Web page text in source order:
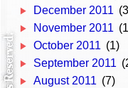
December 2011
November 2011
October 2011 (1)
September 2011
August 2011 (7)